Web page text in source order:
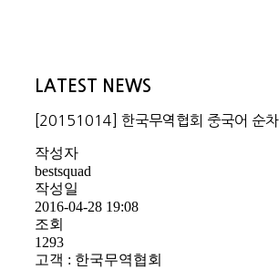
LATEST NEWS
[20151014] 한국무역협회 중국어 순차
작성자
bestsquad
작성일
2016-04-28 19:08
조회
1293
고객 : 한국무역협회